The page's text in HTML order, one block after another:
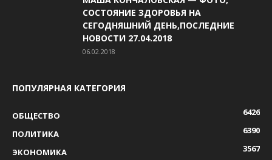
СОСТОЯНИЕ ЗДОРОВЬЯ НА
СЕГОДНЯШНИЙ ДЕНЬ,ПОСЛЕДНИЕ
НОВОСТИ 27.04.2018
06.02.2018
ПОПУЛЯРНАЯ КАТЕГОРИЯ
ОБЩЕСТВО
6426
ПОЛИТИКА
6390
ЭКОНОМИКА
3567